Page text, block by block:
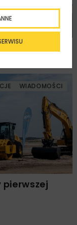
roku?
WIADOMOŚCI
pierwszej